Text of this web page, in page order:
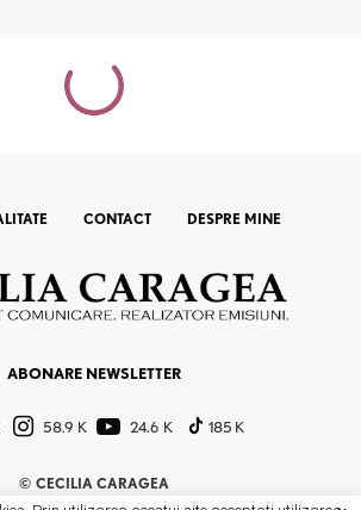
CONTACT DESPRE MINE
ABONARE NEWSLETTER
58.9 K 24.6 K 185 K
© CECILIA CARAGEA